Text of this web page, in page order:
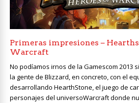
Primeras impresiones –
Warcraft
No podíamos irnos de la Gamescom 2013
la gente de Blizzard, en concreto, con el
desarrollando HearthStone, el juego de
personajes del universoWarcraft donde